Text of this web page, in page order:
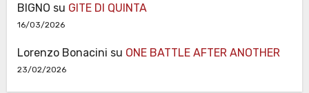
BIGNO su GITE DI QUINTA
16/03/2026
Lorenzo Bonacini su ONE BATTLE AFTER ANOTHER
23/02/2026